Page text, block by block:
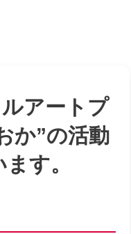
アートプ
か”の活動
す。